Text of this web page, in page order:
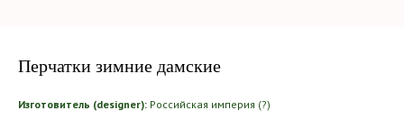
Перчатки зимние дамские
Изготовитель (designer): Российская империя (?)